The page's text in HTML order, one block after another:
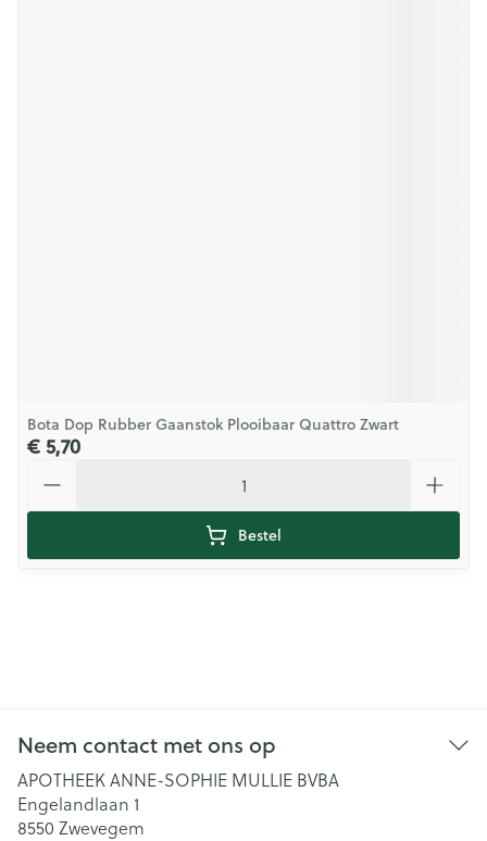
Bota Dop Rubber Gaanstok Plooibaar Quattro Zwart
€ 5,70
Bestel
Neem contact met ons op
APOTHEEK ANNE-SOPHIE MULLIE BVBA
Engelandlaan 1
8550 Zwevegem